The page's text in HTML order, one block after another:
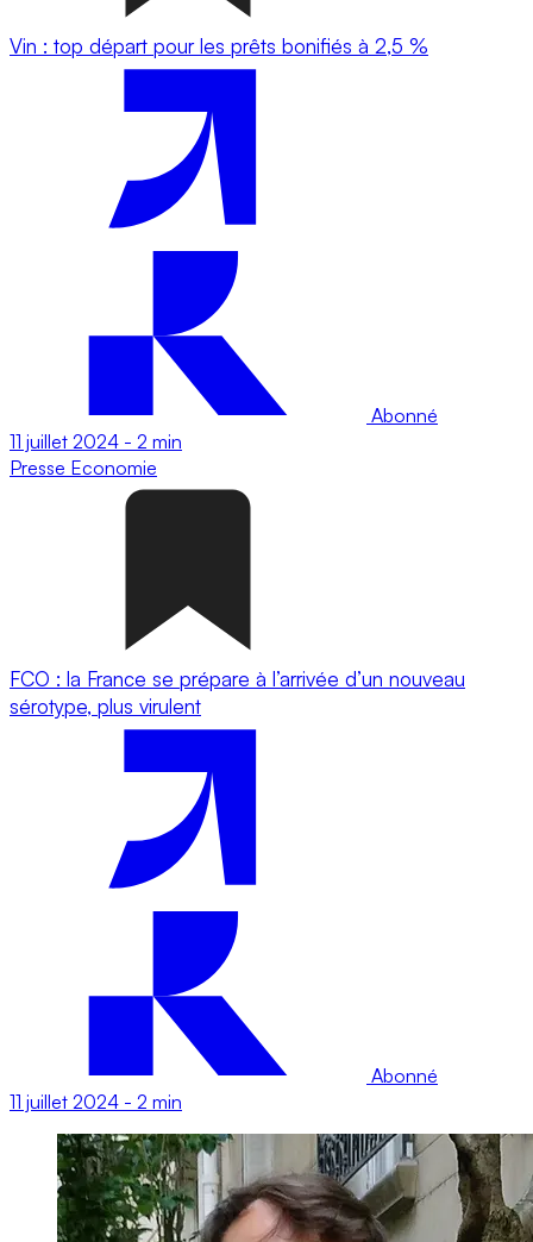
Vin : top départ pour les prêts bonifiés à 2,5 %
Abonné
11 juillet 2024 - 2 min
Presse Economie
FCO : la France se prépare à l’arrivée d’un nouveau
sérotype, plus virulent
Abonné
11 juillet 2024 - 2 min